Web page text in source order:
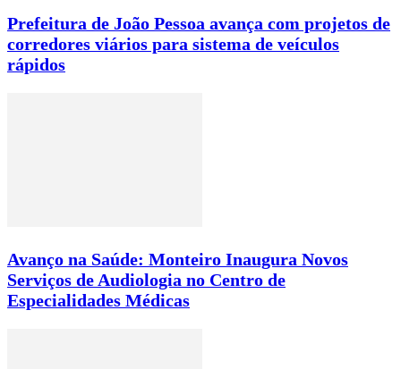
Prefeitura de João Pessoa avança com projetos de
corredores viários para sistema de veículos
rápidos
Avanço na Saúde: Monteiro Inaugura Novos
Serviços de Audiologia no Centro de
Especialidades Médicas